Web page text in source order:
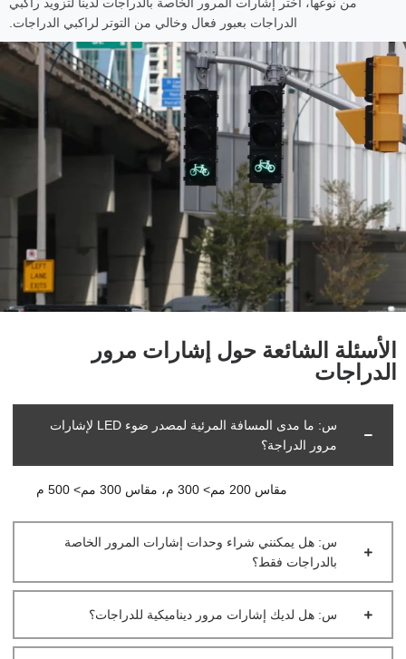
الدراجات بعبور فعال وخالي من التوتر لراكبي الدراجات.
الأسئلة الشائعة حول إشارات مرور
الدراجات
س: ما مدى المسافة المرئية لمصدر ضوء LED لإشارات
مرور الدراجة؟
مقاس 200 مم> 300 م، مقاس 300 مم> 500 م
س: هل يمكنني شراء وحدات إشارات المرور الخاصة
بالدراجات فقط؟
س: هل لديك إشارات مرور ديناميكية للدراجات؟